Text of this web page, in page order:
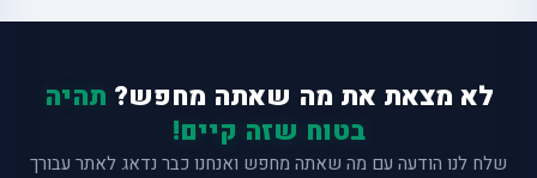
לא מצאת את מה שאתה מחפש? תהיה
בטוח שזה קיים!
שלח לנו הודעה עם מה שאתה מחפש ואנחנו כבר נדאג לאתר עבורך